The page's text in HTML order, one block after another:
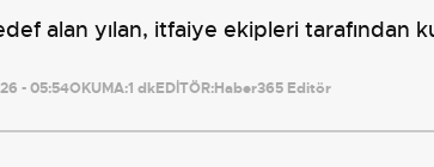
alan yılan, itfaiye ekipleri tarafından
- 05:54OKUMA:1 dkEDİTÖR:Haber365 Editör